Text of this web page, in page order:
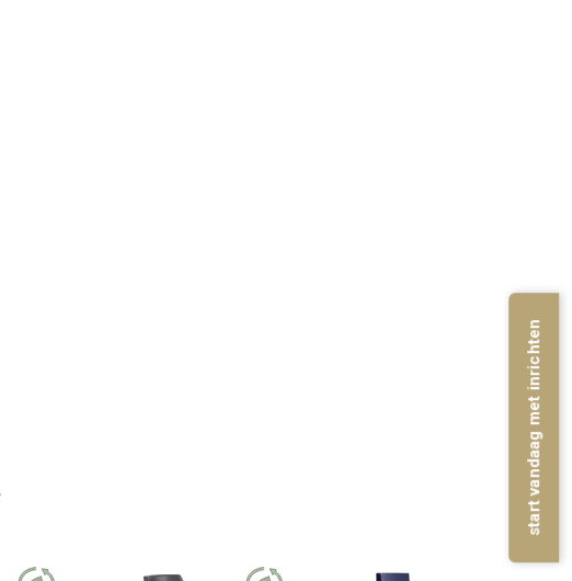
start vandaag met inrichten